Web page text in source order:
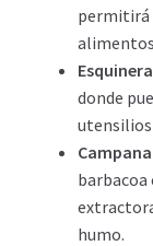
permitirá
donde
utensilios
barbacoa
humo.